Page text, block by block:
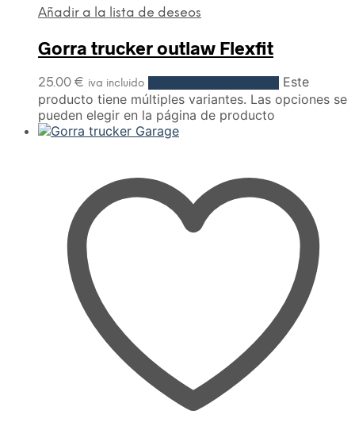
Añadir a la lista de deseos
Gorra trucker outlaw Flexfit
25.00 € iva incluido
Este
producto tiene múltiples variantes. Las opciones se
pueden elegir en la página de producto